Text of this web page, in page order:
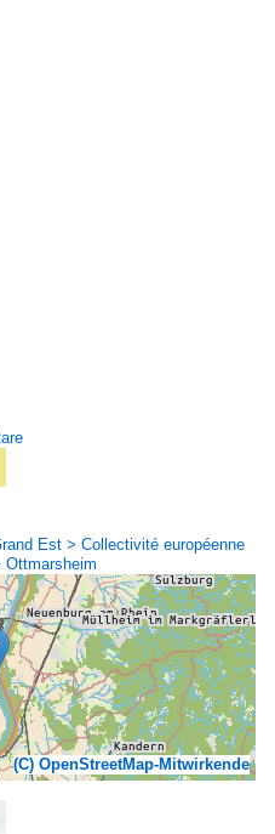
Est > Collectivité européenne
Ottmarsheim
(C) OpenStreetMap-Mitwirkende